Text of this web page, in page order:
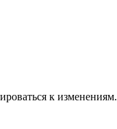
к изменениям.